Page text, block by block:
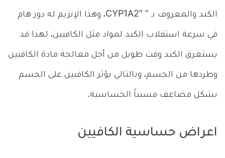
الكبد والمعروف بـ ” CYP1A2″، وهذا الإنزيم له دور هام
في سرعة استقلاب الكبد لمواد مثل الكافيين، لهذا قد
يستغرق الكبد وقت طويل من أجل معالجة مادة الكافيين
وطردها من الجسم، وبالتالي يؤثر الكافيين على الجسم
بشكل مضاعف مسبباً الحساسية.
اعراض حساسية الكافيين